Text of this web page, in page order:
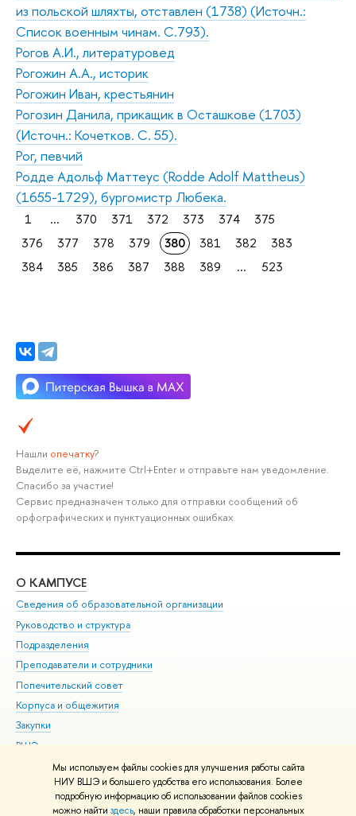
Мы используем файлы cookies для улучшения работы сайта
НИУ ВШЭ и большего удобства его использования. Более
подробную информацию об использовании файлов cookies
можно найти здесь, наши правила обработки персональных
из польской шляхты, отставлен (1738) (Источн.:
Список военным чинам. С.793).
Рогов А.И., литературовед
Рогожин А.А., историк
Рогожин Иван, крестьянин
Рогозин Данила, прикащик в Осташкове (1703)
(Источн.: Кочетков. С. 55).
Рог, певчий
Родде Адольф Маттеус (Rodde Adolf Mattheus)
(1655-1729), бургомистр Любека.
1 ... 370 371 372 373 374
375
376
377 378 379 380 381 382
383
384
385 386 387 388 389 ... 523
Нашли опечатку?
Выделите её, нажмите Ctrl+Enter и отправьте нам уведомление.
Спасибо за участие!
Сервис предназначен только для отправки сообщений об
орфографических и пунктуационных ошибках.
О КАМПУСЕ
Сведения об образовательной организации
Руководство и структура
Подразделения
Преподаватели и сотрудники
Попечительский совет
Корпуса и общежития
Закупки
ВШЭ для студентов с ограниченными возможностями
здоровья и инвалидностью
Версия для слабовидящих
Единая платежная страница